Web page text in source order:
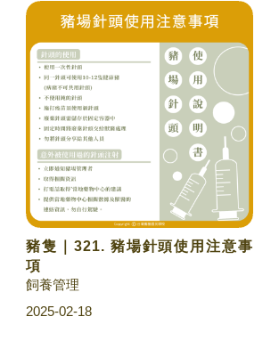
豬隻｜321. 豬場針頭使用注意事
項
飼養管理
2025-02-18